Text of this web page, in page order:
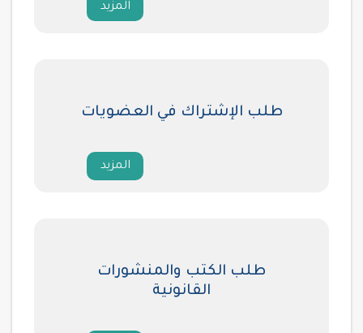
المزيد
طلب الإشتراك في العضويات
المزيد
طلب الكتب والمنشورات
القانونية